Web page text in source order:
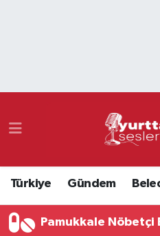
Türkiye Gündem
Pamukkale Nöbetçi
Namaz Vakitleri
Süper Lig Puan
Tüm Manşetler